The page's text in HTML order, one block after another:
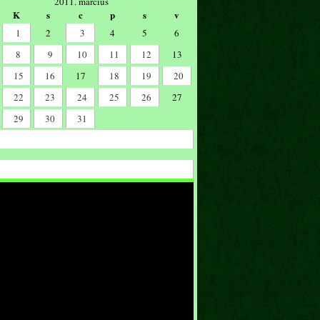
K s c p s v
1 2 3 4 5
6
8 9 10 11 12
13
15 16 17 18 19
20
22 23 24 25 26
27
29 30
31